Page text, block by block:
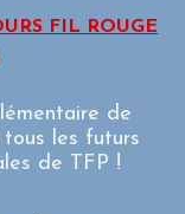
FIL ROUGE
de
tous les futurs
de TFP !